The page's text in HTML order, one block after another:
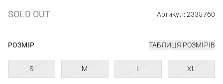
SOLD OUT Артикул: 2335760
РОЗМІР ТАБЛИЦЯ РОЗМІРІВ
S M L XL